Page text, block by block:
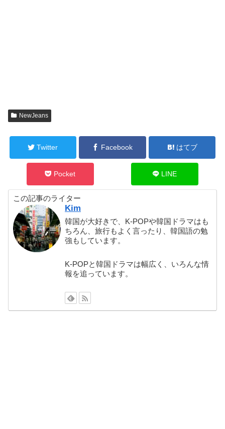
NewJeans
Twitter Facebook はてブ
Pocket LINE
この記事のライター
Kim
韓国が大好きで、K-POPや韓国ドラマはも
ちろん、旅行もよく言ったり、韓国語の勉
強もしています。
K-POPと韓国ドラマは幅広く、いろんな情
報を追っています。